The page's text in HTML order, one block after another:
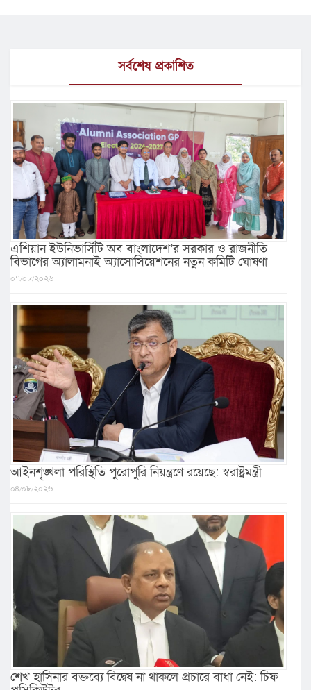
সর্বশেষ প্রকাশিত
এশিয়ান ইউনিভার্সিটি অব বাংলাদেশ’র সরকার ও রাজনীতি
বিভাগের অ্যালামনাই অ্যাসোসিয়েশনের নতুন কমিটি ঘোষণা
০৭/০৮/২০২৬
আইনশৃঙ্খলা পরিস্থিতি পুরোপুরি নিয়ন্ত্রণে রয়েছে: স্বরাষ্ট্রমন্ত্রী
০৪/০৮/২০২৬
শেখ হাসিনার বক্তব্যে বিদ্বেষ না থাকলে প্রচারে বাধা নেই: চিফ